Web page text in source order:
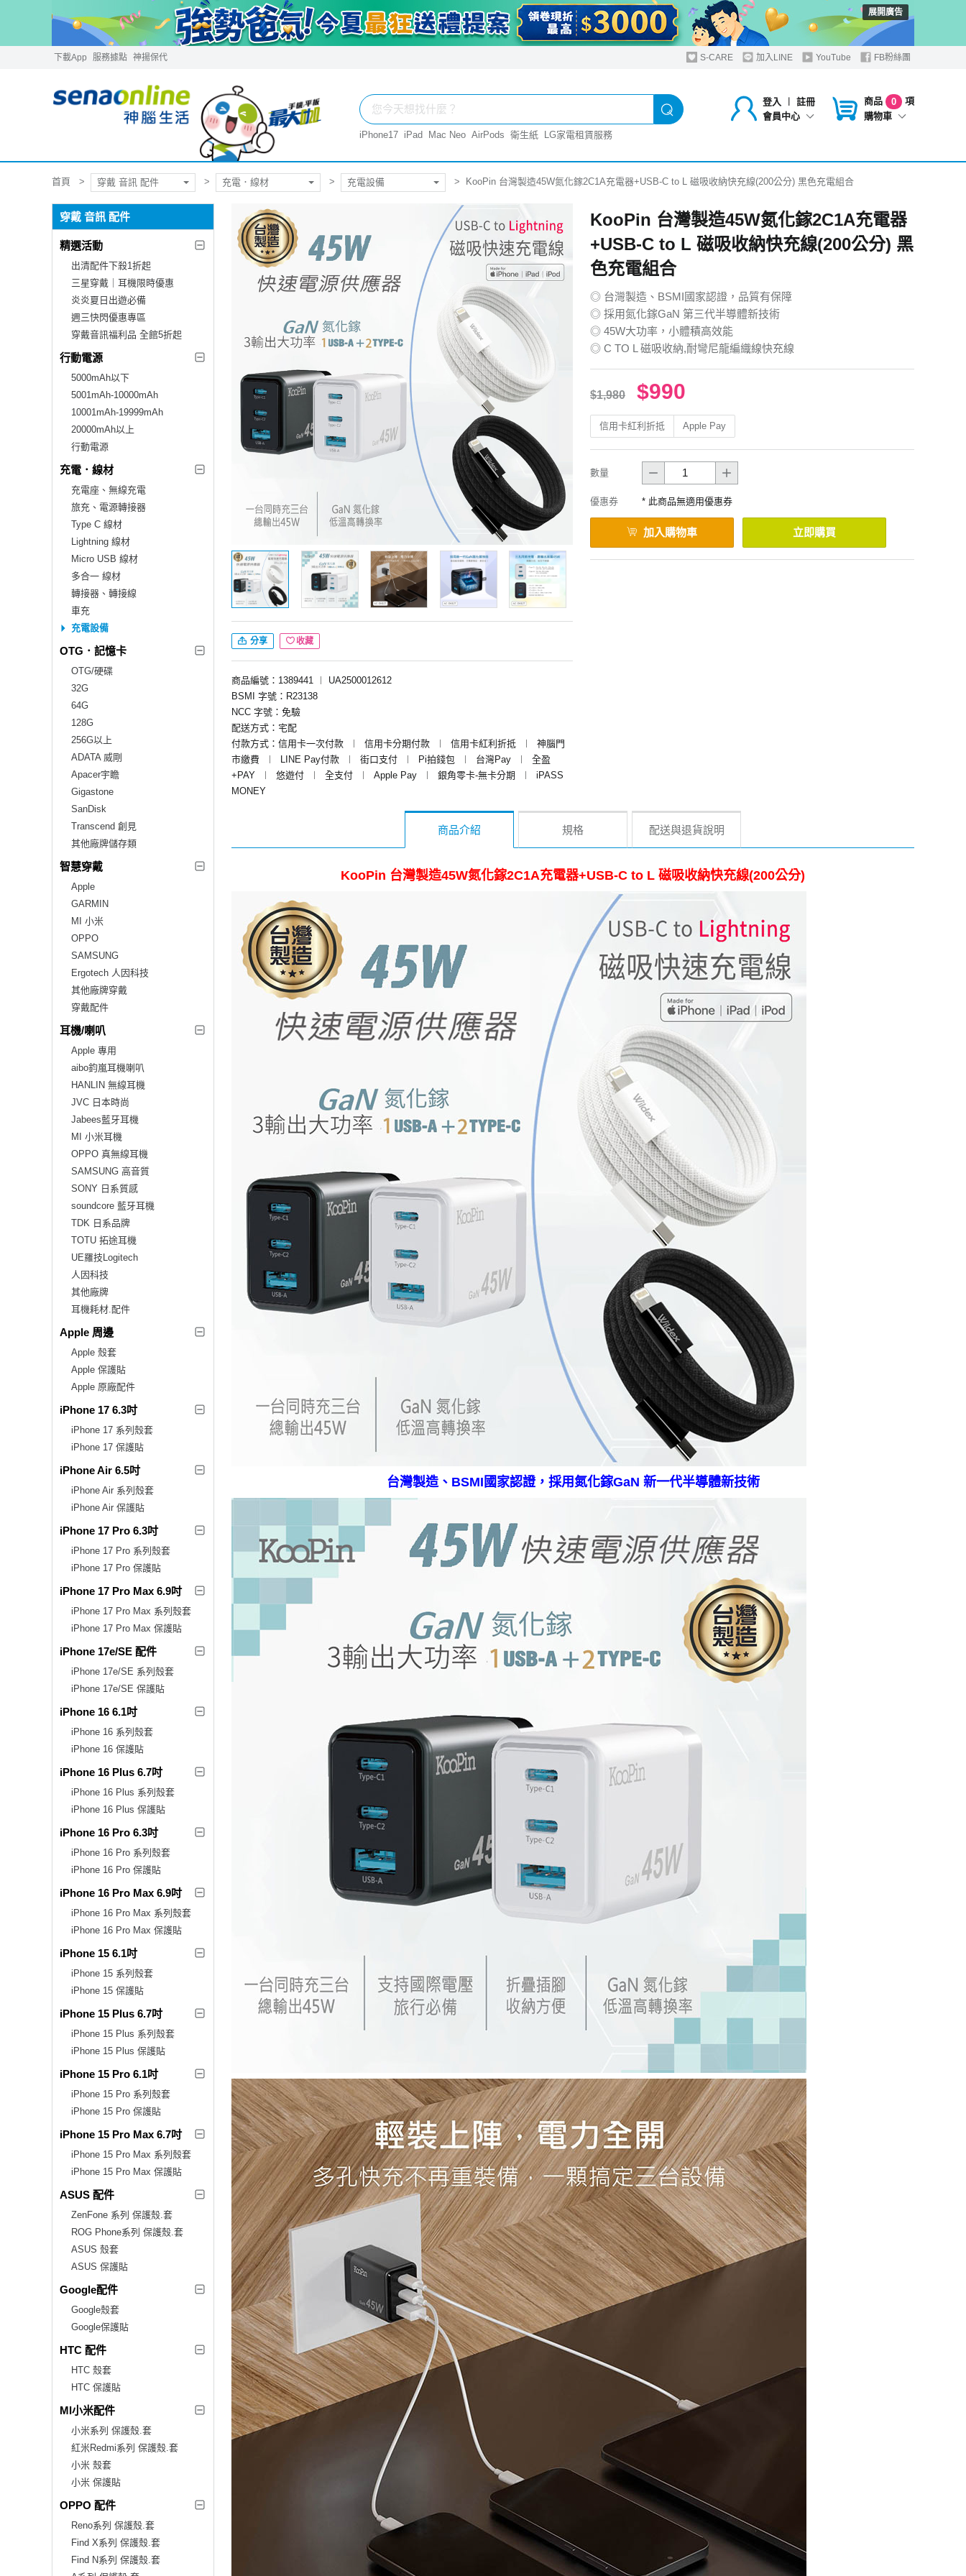
展開廣告
下載App 服務據點 神揚保代 S-CARE 加入LINE YouTube FB粉絲團
登入 ︱
註冊
會員中心
商品 0
項
購物車
iPhone17 iPad Mac Neo AirPods 衛生紙 LG家電租賃服務
首頁 穿戴 音訊 配件 充電．線材 充電設備 KooPin 台灣製造45W氮化鎵2C1A充電器+USB-C to L 磁吸收納快充線(200公分) 黑色充電組合
穿戴 音訊 配件
精選活動
出清配件下殺1折起
三星穿戴｜耳機限時優惠
炎炎夏日出遊必備
週三快閃優惠專區
穿戴音訊福利品 全館5折起
行動電源
5000mAh以下
5001mAh-10000mAh
10001mAh-19999mAh
20000mAh以上
行動電源
充電．線材
充電座、無線充電
旅充、電源轉接器
Type C 線材
Lightning 線材
Micro USB 線材
多合一 線材
轉接器、轉接線
車充
充電設備
OTG．記憶卡
OTG/硬碟
32G
64G
128G
256G以上
ADATA 威剛
Apacer宇瞻
Gigastone
SanDisk
Transcend 創見
其他廠牌儲存類
智慧穿戴
Apple
GARMIN
MI 小米
OPPO
SAMSUNG
Ergotech 人因科技
其他廠牌穿戴
穿戴配件
耳機/喇叭
Apple 專用
aibo鈞嵐耳機喇叭
HANLIN 無線耳機
JVC 日本時尚
Jabees藍牙耳機
MI 小米耳機
OPPO 真無線耳機
SAMSUNG 高音質
SONY 日系質感
soundcore 藍牙耳機
TDK 日系品牌
TOTU 拓途耳機
UE羅技Logitech
人因科技
其他廠牌
耳機耗材.配件
Apple 周邊
Apple 殼套
Apple 保護貼
Apple 原廠配件
iPhone 17 6.3吋
iPhone 17 系列殼套
iPhone 17 保護貼
iPhone Air 6.5吋
iPhone Air 系列殼套
iPhone Air 保護貼
iPhone 17 Pro 6.3吋
iPhone 17 Pro 系列殼套
iPhone 17 Pro 保護貼
iPhone 17 Pro Max 6.9吋
iPhone 17 Pro Max 系列殼套
iPhone 17 Pro Max 保護貼
iPhone 17e/SE 配件
iPhone 17e/SE 系列殼套
iPhone 17e/SE 保護貼
iPhone 16 6.1吋
iPhone 16 系列殼套
iPhone 16 保護貼
iPhone 16 Plus 6.7吋
iPhone 16 Plus 系列殼套
iPhone 16 Plus 保護貼
iPhone 16 Pro 6.3吋
iPhone 16 Pro 系列殼套
iPhone 16 Pro 保護貼
iPhone 16 Pro Max 6.9吋
iPhone 16 Pro Max 系列殼套
iPhone 16 Pro Max 保護貼
iPhone 15 6.1吋
iPhone 15 系列殼套
iPhone 15 保護貼
iPhone 15 Plus 6.7吋
iPhone 15 Plus 系列殼套
iPhone 15 Plus 保護貼
iPhone 15 Pro 6.1吋
iPhone 15 Pro 系列殼套
iPhone 15 Pro 保護貼
iPhone 15 Pro Max 6.7吋
iPhone 15 Pro Max 系列殼套
iPhone 15 Pro Max 保護貼
ASUS 配件
ZenFone 系列 保護殼.套
ROG Phone系列 保護殼.套
ASUS 殼套
ASUS 保護貼
Google配件
Google殼套
Google保護貼
HTC 配件
HTC 殼套
HTC 保護貼
MI小米配件
小米系列 保護殼.套
紅米Redmi系列 保護殼.套
小米 殼套
小米 保護貼
OPPO 配件
Reno系列 保護殼.套
Find X系列 保護殼.套
Find N系列 保護殼.套
分享 收藏
商品編號：1389441 ︱
UA2500012612
BSMI 字號：R23138
NCC 字號：免驗
配送方式：宅配
付款方式：信用卡一次付款
︱ 信用卡分期付款 ︱ 信用卡紅利折抵 ︱
神腦門
市繳費
︱ LINE Pay付款 ︱ 街口支付 ︱ Pi拍錢包 ︱ 台灣Pay ︱
全盈
+PAY
︱ 悠遊付 ︱ 全支付 ︱ Apple Pay ︱ 銀角零卡-無卡分期 ︱
iPASS
MONEY
KooPin 台灣製造45W氮化鎵2C1A充電器
+USB-C to L 磁吸收納快充線(200公分) 黑
色充電組合
◎ 台灣製造、BSMI國家認證，品質有保障
◎ 採用氮化鎵GaN 第三代半導體新技術
◎ 45W大功率，小體積高效能
◎ C TO L 磁吸收納,耐彎尼龍編織線快充線
$1,980 $990
信用卡紅利折抵 Apple Pay
數量
優惠券 * 此商品無適用優惠券
加入購物車 立即購買
商品介紹 規格 配送與退貨說明
KooPin 台灣製造45W氮化鎵2C1A充電器+USB-C to L 磁吸收納快充線(200公分)
台灣製造、BSMI國家認證，採用氮化鎵GaN 新一代半導體新技術